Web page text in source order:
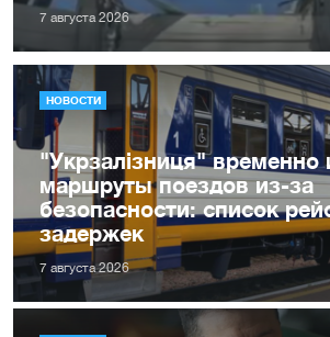
7 августа 2026
НОВОСТИ
"Укрзалізниця" временно
маршруты поездов из-за
безопасности: список
задержек
7 августа 2026